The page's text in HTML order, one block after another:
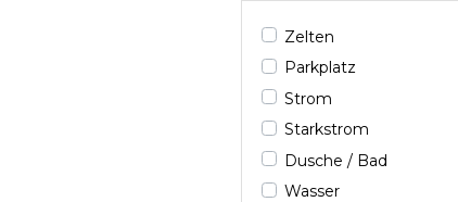
Zelten
Parkplatz
Strom
Starkstrom
Dusche / Bad
Wasser